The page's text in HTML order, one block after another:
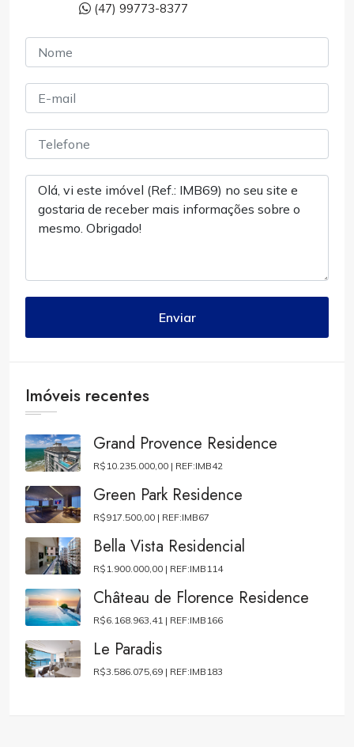
(47) 99773-8377
Enviar
Imóveis recentes
Grand Provence Residence
R$10.235.000,00 | REF:IMB42
Green Park Residence
R$917.500,00 | REF:IMB67
Bella Vista Residencial
R$1.900.000,00 | REF:IMB114
Château de Florence Residence
R$6.168.963,41 | REF:IMB166
Le Paradis
R$3.586.075,69 | REF:IMB183